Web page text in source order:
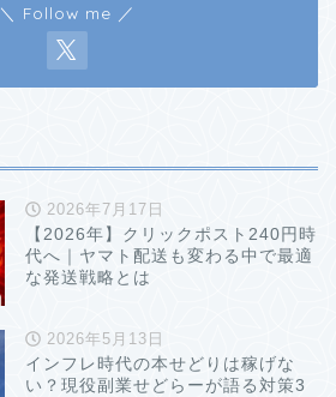
＼ Follow me ／
2026年7月17日
【2026年】クリックポスト240円時
代へ｜ヤマト配送も変わる中で最適
な発送戦略とは
2026年5月13日
インフレ時代の本せどりは稼げな
い？現役副業せどらーが語る対策3